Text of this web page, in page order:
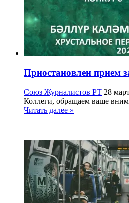
Приостановлен прием
Союз Журналистов РТ 28
Коллеги, обращаем ваше
Читать далее »